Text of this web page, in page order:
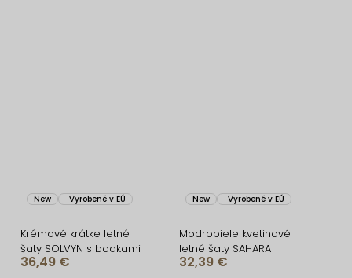
New Vyrobené v EÚ
Krémové krátke letné
šaty SOLVYN s bodkami
36,49 €
New Vyrobené v EÚ
Modrobiele kvetinové
letné šaty SAHARA
32,39 €